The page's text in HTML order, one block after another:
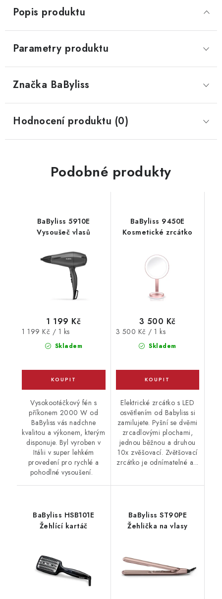
Popis produktu
Parametry produktu
Značka BaByliss
Hodnocení produktu (0)
Podobné produkty
BaByliss 5910E
Vysoušeč vlasů
Skladem
1 199 Kč
Měrná
1 199 Kč / 1 ks
Vysokootáčkový fén s
příkonem 2000 W od
BaByliss vás nadchne
kvalitou a výkonem, kterým
disponuje. Byl vyroben v
Itálii v super lehkém
provedení pro rychlé a
pohodlné vysoušení.
BaByliss 9450E
Kosmetické zrcátko
Skladem
3 500 Kč
Měrná
3 500 Kč / 1 ks
Elektrické zrcátko s LED
osvětlením od Babyliss si
zamilujete. Pyšní se dvěmi
zrcadlovými plochami,
jednou běžnou a druhou
10x zvěšovací. Zvětšovací
zrcátko je odnímatelné a...
BaByliss HSB101E
Žehlící kartáč
BaByliss ST90PE
Žehlička na vlasy